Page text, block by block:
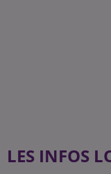
LES INFOS